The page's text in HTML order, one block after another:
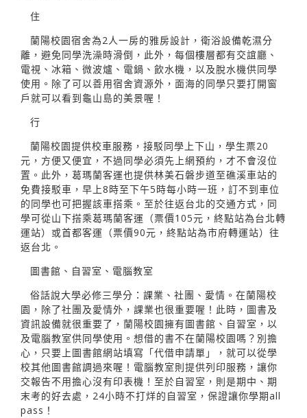
住
蘭陽校園宿舍為2人一房的雅房設計，衛浴設備乾濕分
離，避免同學洗澡時滑倒，此外，每個樓層都有交誼廳、
電視、冰箱、微波爐、電鍋、飲水機，以及脫水機供同學
使用。除了可以善用宿舍資源外，面海的同學只要打開窗
戶就可以看到龜山島的美景喔！
行
蘭陽校園提供校車服務，接駁同學上下山，學生票20
元，方便又便宜，不過同學必須先上網預約，才不會沒位
置。此外，葛瑪蘭客運也提供林美石磐步道至礁溪車站的
免費接駁車，早上8時至下午5時每小時一班，訂不到車位
的同學也可把握該車搭乘。至於往返台北的交通方式，同
學可從山下搭乘葛瑪蘭客運（票價105元，終點站為台北轉
運站）或首都客運（票價90元，終點站為市府轉運站）往
返台北。
圖書館、自習室、電腦教室
俗話說大學必修三學分：課業、社團、愛情。在蘭陽校
園，除了社團及愛情外，課業也很重要喔！此時，圖書及
資訊設備就很重要了，蘭陽校園擁有圖書館、自習室，以
及電腦教室供同學使用。想借的書不在蘭陽校園嗎？別擔
心，只要上圖書館網站填寫「代借申請單」，就可以從學
校其他圖書館調過來喔！電腦教室則提供列印服務，讓你
交報告不用擔心沒有印表機！至於自習室，則是期中、期
末考的好去處，24小時不打烊的自習室，保證讓你學期all
pass！